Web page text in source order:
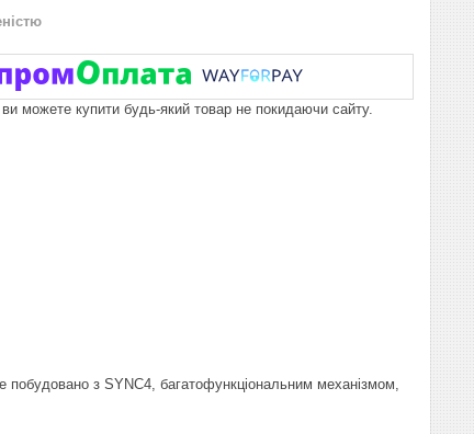
можете купити будь-який товар не покидаючи сайту.
побудовано з SYNC4, багатофункціональним механізмом,